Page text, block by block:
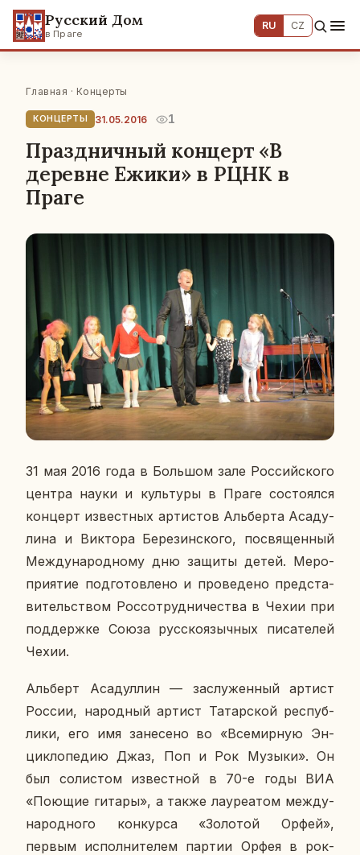
Русский Дом
в Праге
RU CZ
Главная · Концерты
КОНЦЕРТЫ 31.05.2016 1
Праздничный концерт «В
деревне Ежики» в РЦНК в
Праге
31 мая 2016 года в Боль­шом зале Рос­сий­ско­го
центра науки и куль­ту­ры в Праге со­сто­ял­ся
кон­церт из­вест­ных ар­ти­стов Аль­бер­та Аса­ду­
ли­на и Вик­то­ра Бе­ре­зин­ско­го, по­свя­щен­ный
Меж­ду­на­род­но­му дню защиты детей. Ме­ро­
при­я­тие под­го­тов­ле­но и про­ве­де­но пред­ста­
ви­тель­ством Рос­со­труд­ни­че­ства в Чехии при
под­держ­ке Союза рус­ско­языч­ных пи­са­те­лей
Чехии.
Аль­берт Аса­дул­лин — за­слу­жен­ный артист
России, на­род­ный артист Та­тар­ской рес­пуб­
ли­ки, его имя за­не­се­но во «Все­мир­ную Эн­
цик­ло­пе­дию Джаз, Поп и Рок Музыки». Он
был со­ли­стом из­вест­ной в 70-е годы ВИА
«Поющие гитары», а также ла­у­ре­а­том меж­ду­
на­род­но­го кон­кур­са «Зо­ло­той Орфей»,
первым ис­пол­ни­те­лем партии Орфея в рок-